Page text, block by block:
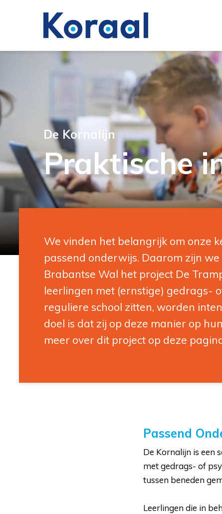
De Kornalijn
Praktische
We vinden het belangrijk om onze
passend onderwijs. Daarom zijn
Brabantse Wal het project De
leerlingen met (ernstige) gedrags-
reguliere school zitten, worden
doel is dat zij op deze manier op
meer over dit project op deze
Passend
De Kornalijn is een
met gedrags- of
tussen beneden
Leerlingen die in